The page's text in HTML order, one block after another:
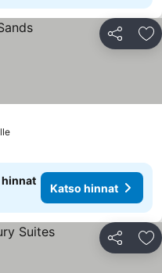
Jaa
hinnat
Katso hinnat
Jaa